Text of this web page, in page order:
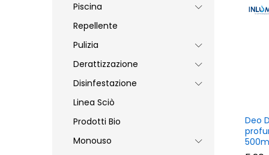
Deo
Piscina
Repellente
Pulizia
Derattizzazione
Disinfestazione
Linea Sciò
Prodotti Bio
Monouso